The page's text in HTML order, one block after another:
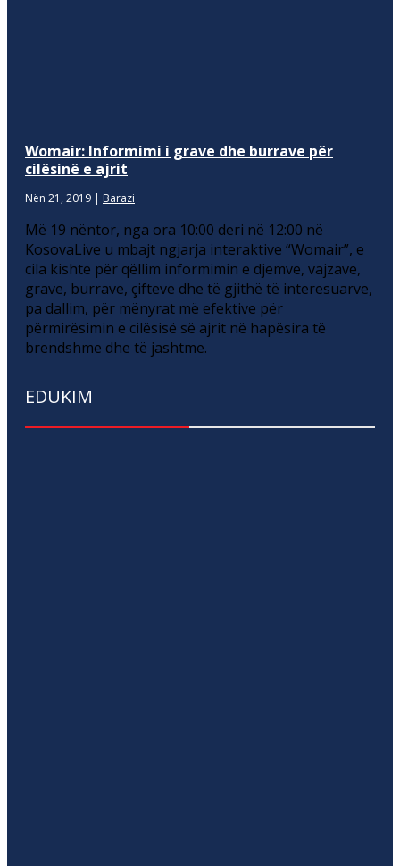
Womair: Informimi i grave dhe burrave për
cilësinë e ajrit
Nën 21, 2019 | Barazi
Më 19 nëntor, nga ora 10:00 deri në 12:00 në
KosovaLive u mbajt ngjarja interaktive “Womair”, e
cila kishte për qëllim informimin e djemve, vajzave,
grave, burrave, çifteve dhe të gjithë të interesuarve,
pa dallim, për mënyrat më efektive për
përmirësimin e cilësisë së ajrit në hapësira të
brendshme dhe të jashtme.
EDUKIM